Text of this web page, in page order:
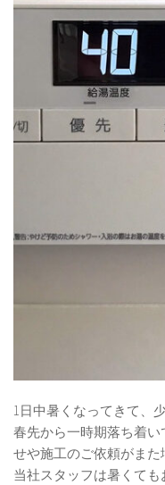
1日中暑くなってきて、
春先から一時期落ち着
せや施工のご依頼がまた
当社スタッフは暑くて